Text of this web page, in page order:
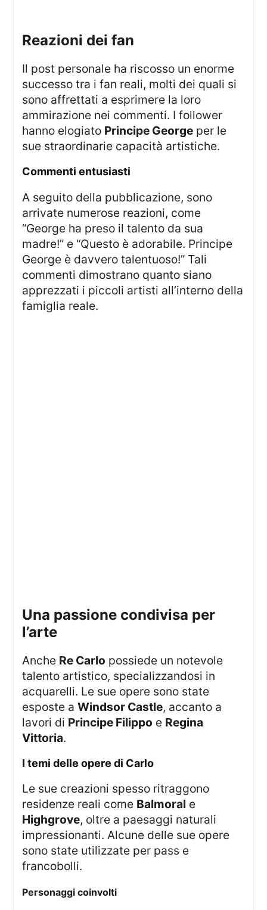
Reazioni dei fan
Il post personale ha riscosso un enorme
successo tra i fan reali, molti dei quali si
sono affrettati a esprimere la loro
ammirazione nei commenti. I follower
hanno elogiato Principe George per le
sue straordinarie capacità artistiche.
Commenti entusiasti
A seguito della pubblicazione, sono
arrivate numerose reazioni, come
“George ha preso il talento da sua
madre!” e “Questo è adorabile. Principe
George è davvero talentuoso!” Tali
commenti dimostrano quanto siano
apprezzati i piccoli artisti all’interno della
famiglia reale.
Una passione condivisa per
l’arte
Anche Re Carlo possiede un notevole
talento artistico, specializzandosi in
acquarelli. Le sue opere sono state
esposte aWindsor Castle, accanto a
lavori di Principe Filippo e Regina
Vittoria.
I temi delle opere di Carlo
Le sue creazioni spesso ritraggono
residenze reali come Balmoral e
Highgrove, oltre a paesaggi naturali
impressionanti. Alcune delle sue opere
sono state utilizzate per pass e
francobolli.
Personaggi coinvolti